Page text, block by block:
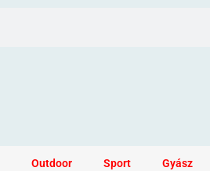
Outdoor Sport Gyász